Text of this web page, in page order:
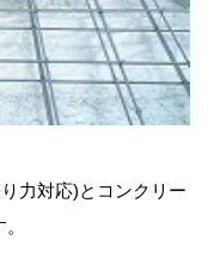
力対応)とコンクリー